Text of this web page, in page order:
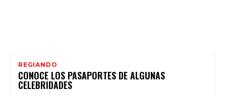
REGIANDO
CONOCE LOS PASAPORTES DE ALGUNAS
CELEBRIDADES